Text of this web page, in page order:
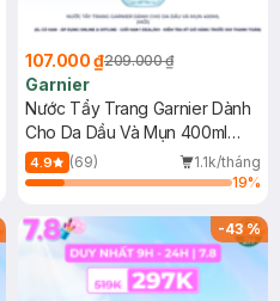
107.000 ₫209.000 ₫
Garnier
Nước Tẩy Trang Garnier Dành
Cho Da Dầu Và Mụn 400ml
(Mới)
4.9 (69)
1.1k/tháng
19%
-43%